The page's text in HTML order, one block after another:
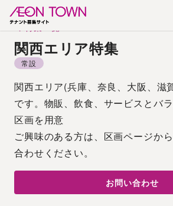
特集一覧
関西エリア特集
常設
関西エリア(兵庫、奈良、大阪、滋
です。物販、飲食、サービスとバ
区画を用意
ご興味のある方は、区画ページか
合わせください。
お問い合わせ